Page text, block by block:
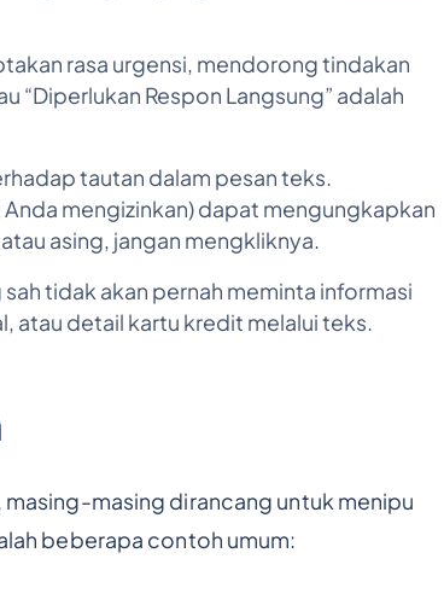
rasa urgensi, mendorong tindakan
“Diperlukan Respon Langsung” adalah
tautan dalam pesan teks.
mengizinkan) dapat mengungkapkan
asing, jangan mengkliknya.
tidak akan pernah meminta informasi
atau detail kartu kredit melalui teks.
masing dirancang untuk menipu
beberapa contoh umum: